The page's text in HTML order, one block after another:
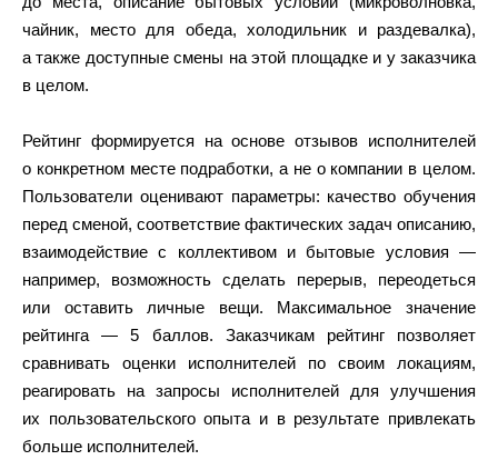
чайник, место для обеда, холодильник и раздевалка),
а также доступные смены на этой площадке и у заказчика
в целом.
Рейтинг формируется на основе отзывов исполнителей
о конкретном месте подработки, а не о компании в целом.
Пользователи оценивают параметры: качество обучения
перед сменой, соответствие фактических задач описанию,
взаимодействие с коллективом и бытовые условия —
например, возможность сделать перерыв, переодеться
или оставить личные вещи. Максимальное значение
рейтинга — 5 баллов. Заказчикам рейтинг позволяет
сравнивать оценки исполнителей по своим локациям,
реагировать на запросы исполнителей для улучшения
их пользовательского опыта и в результате привлекать
больше исполнителей.